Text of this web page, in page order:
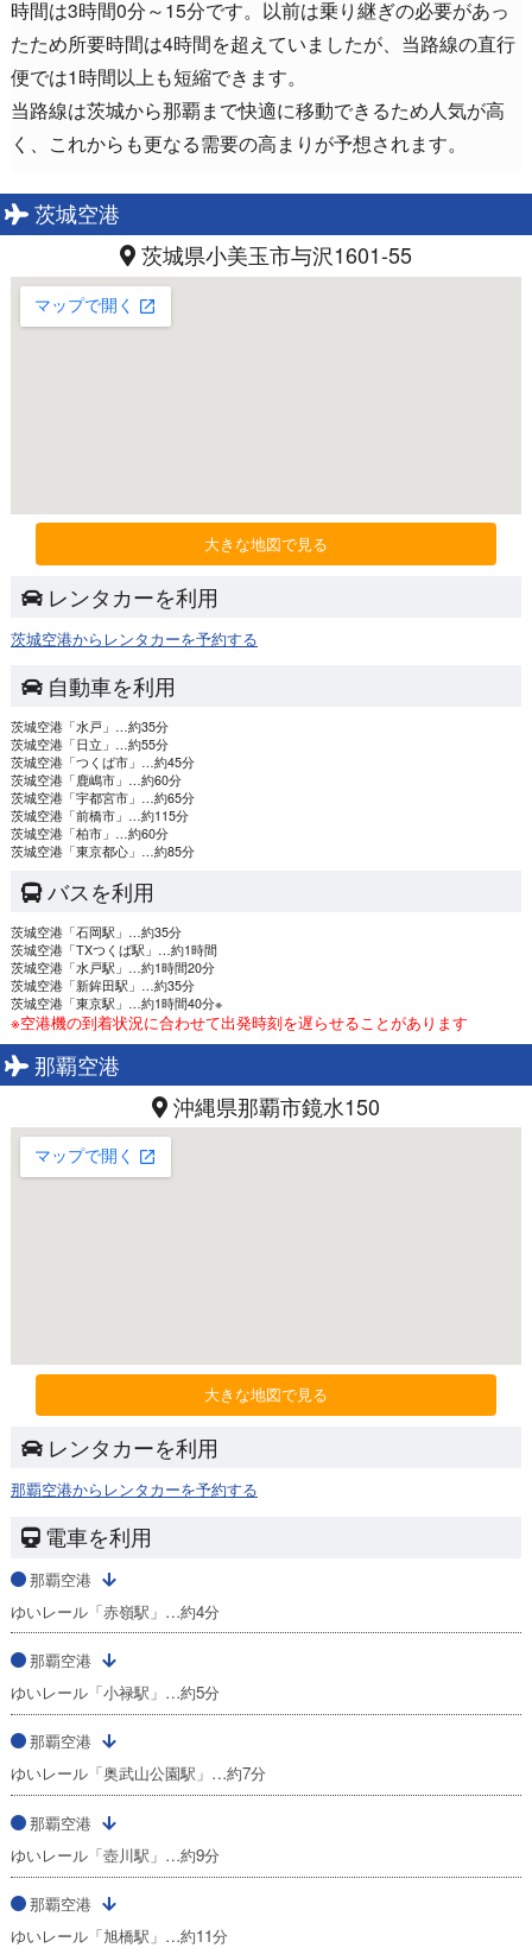
時間は3時間0分～15分です。以前は乗り継ぎの必要があっ
たため所要時間は4時間を超えていましたが、当路線の直行
便では1時間以上も短縮できます。
当路線は茨城から那覇まで快適に移動できるため人気が高
く、これからも更なる需要の高まりが予想されます。
茨城空港
茨城県小美玉市与沢1601-55
大きな地図で見る
レンタカーを利用
茨城空港からレンタカーを予約する
自動車を利用
茨城空港「水戸」…約35分
茨城空港「日立」…約55分
茨城空港「つくば市」…約45分
茨城空港「鹿嶋市」…約60分
茨城空港「宇都宮市」…約65分
茨城空港「前橋市」…約115分
茨城空港「柏市」…約60分
茨城空港「東京都心」…約85分
バスを利用
茨城空港「石岡駅」…約35分
茨城空港「TXつくば駅」…約1時間
茨城空港「水戸駅」…約1時間20分
茨城空港「新鉾田駅」…約35分
茨城空港「東京駅」…約1時間40分※
※空港機の到着状況に合わせて出発時刻を遅らせることがあります
那覇空港
沖縄県那覇市鏡水150
大きな地図で見る
レンタカーを利用
那覇空港からレンタカーを予約する
電車を利用
那覇空港
ゆいレール「赤嶺駅」…約4分
那覇空港
ゆいレール「小禄駅」…約5分
那覇空港
ゆいレール「奥武山公園駅」…約7分
那覇空港
ゆいレール「壺川駅」…約9分
那覇空港
ゆいレール「旭橋駅」…約11分